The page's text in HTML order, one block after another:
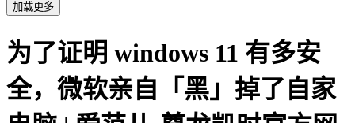
加载更多
为了证明 windows 11 有多安
全，微软亲自「黑」掉了自家